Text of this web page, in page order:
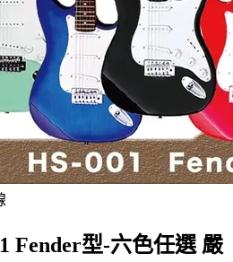
Fender型-六色任選 嚴